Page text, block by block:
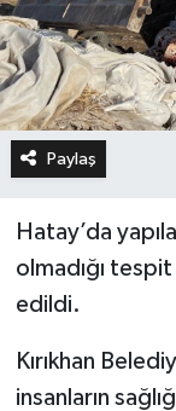
Paylaş
Hatay’da
olmadığı
edildi.
Kırıkhan
insanların